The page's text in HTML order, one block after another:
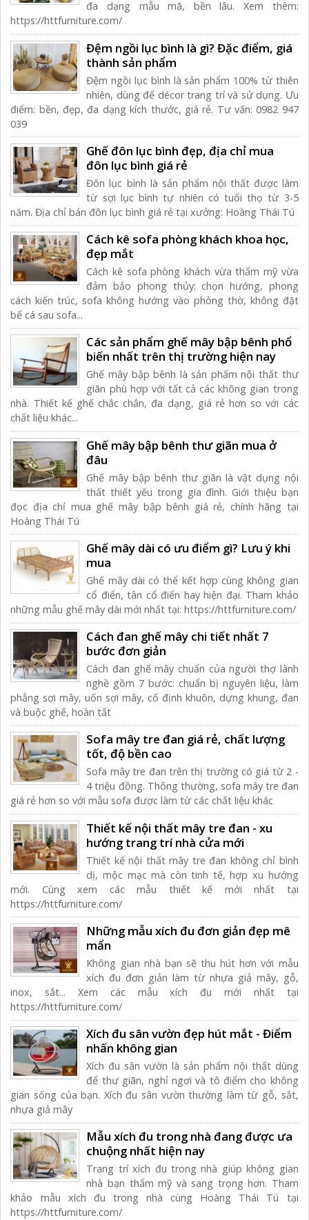
đa dạng mẫu mã, bền lâu. Xem thêm:
https://httfurniture.com/
Đệm ngồi lục bình là gì? Đặc điểm, giá
thành sản phẩm
Đệm ngồi lục bình là sản phẩm 100% từ thiên
nhiên, dùng để décor trang trí và sử dụng. Ưu
điểm: bền, đẹp, đa dạng kích thước, giá rẻ. Tư vấn: 0982 947
039
Ghế đôn lục bình đẹp, địa chỉ mua
đôn lục bình giá rẻ
Đôn lục bình là sản phẩm nội thất được làm
từ sợi lục bình tự nhiên có tuổi thọ từ 3-5
năm. Địa chỉ bán đôn lục bình giá rẻ tại xưởng: Hoàng Thái Tú
Cách kê sofa phòng khách khoa học,
đẹp mắt
Cách kê sofa phòng khách vừa thẩm mỹ vừa
đảm bảo phong thủy: chọn hướng, phong
cách kiến trúc, sofa không hướng vào phòng thờ, không đặt
bể cá sau sofa...
Các sản phẩm ghế mây bập bênh phổ
biến nhất trên thị trường hiện nay
Ghế mây bập bênh là sản phẩm nội thất thư
giãn phù hợp với tất cả các không gian trong
nhà. Thiết kế ghế chắc chắn, đa dạng, giá rẻ hơn so với các
chất liệu khác...
Ghế mây bập bênh thư giãn mua ở
đâu
Ghế mây bập bênh thư giãn là vật dụng nội
thất thiết yếu trong gia đình. Giới thiệu bạn
đọc địa chỉ mua ghế mây bập bênh giá rẻ, chính hãng tại
Hoàng Thái Tú
Ghế mây dài có ưu điểm gì? Lưu ý khi
mua
Ghế mây dài có thể kết hợp cùng không gian
cổ điển, tân cổ điển hay hiện đại. Tham khảo
những mẫu ghế mây dài mới nhất tại: https://httfurniture.com/
Cách đan ghế mây chi tiết nhất 7
bước đơn giản
Cách đan ghế mây chuẩn của người thợ lành
nghề gồm 7 bước: chuẩn bị nguyên liệu, làm
phẳng sợi mây, uốn sợi mây, cố định khuôn, dựng khung, đan
và buộc ghế, hoàn tất
Sofa mây tre đan giá rẻ, chất lượng
tốt, độ bền cao
Sofa mây tre đan trên thị trường có giá từ 2 -
4 triệu đồng. Thông thường, sofa mây tre đan
giá rẻ hơn so với mẫu sofa được làm từ các chất liệu khác
Thiết kế nội thất mây tre đan - xu
hướng trang trí nhà cửa mới
Thiết kế nội thất mây tre đan không chỉ bình
dị, mộc mạc mà còn tinh tế, hợp xu hướng
mới. Cùng xem các mẫu thiết kế mới nhất tại
https://httfurniture.com/
Những mẫu xích đu đơn giản đẹp mê
mẩn
Không gian nhà bạn sẽ thu hút hơn với mẫu
xích đu đơn giản làm từ nhựa giả mây, gỗ,
inox, sắt... Xem các mẫu xích đu mới nhất tại
https://httfurniture.com/
Xích đu sân vườn đẹp hút mắt - Điểm
nhấn không gian
Xích đu sân vườn là sản phẩm nội thất dùng
để thư giãn, nghỉ ngơi và tô điểm cho không
gian sống của bạn. Xích đu sân vườn thường làm từ gỗ, sắt,
nhựa giả mây
Mẫu xích đu trong nhà đang được ưa
chuộng nhất hiện nay
Trang trí xích đu trong nhà giúp không gian
nhà bạn thẩm mỹ và sang trọng hơn. Tham
khảo mẫu xích đu trong nhà cùng Hoàng Thái Tú tại
https://httfurniture.com/